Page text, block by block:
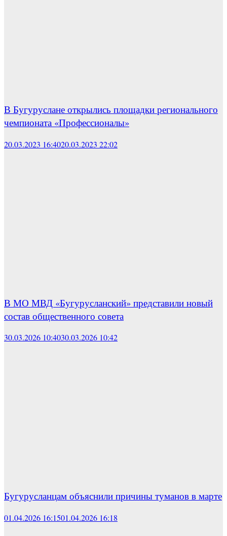
В Бугуруслане открылись площадки регионального
чемпионата «Профессионалы»
20.03.2023 16:4020.03.2023 22:02
В МО МВД «Бугурусланский» представили новый
состав общественного совета
30.03.2026 10:4030.03.2026 10:42
Бугурусланцам объяснили причины туманов в марте
01.04.2026 16:1501.04.2026 16:18